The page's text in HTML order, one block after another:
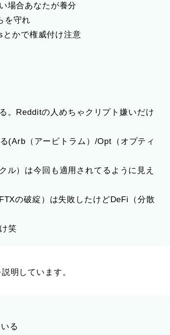
場合あなたが養分
を守れ
かで権威付け注意
。Redditの人めちゃクリプト嫌いだけ
(Arb（アービトラム）/Opt（オプティ
ル）は今回も適用されてるように見え
の破綻）は失敗したけどDeFi（分散
笑
明しています。
る